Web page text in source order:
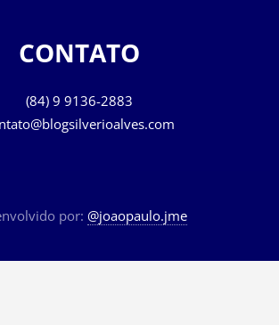
CONTATO
(84) 9 9136-2883
por: @joaopaulo.jme